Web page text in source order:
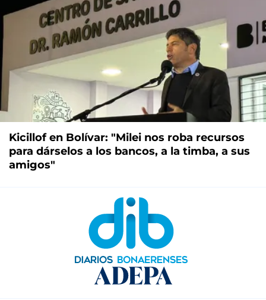
Kicillof en Bolívar: "Milei nos roba recursos
para dárselos a los bancos, a la timba, a sus
amigos"